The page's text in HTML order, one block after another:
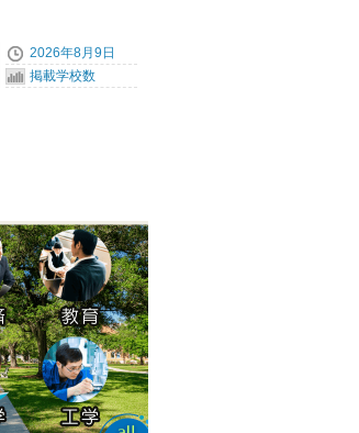
2026年8月9日
掲載学校数